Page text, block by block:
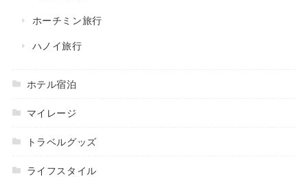
ホーチミン旅行
ハノイ旅行
ホテル宿泊
マイレージ
トラベルグッズ
ライフスタイル